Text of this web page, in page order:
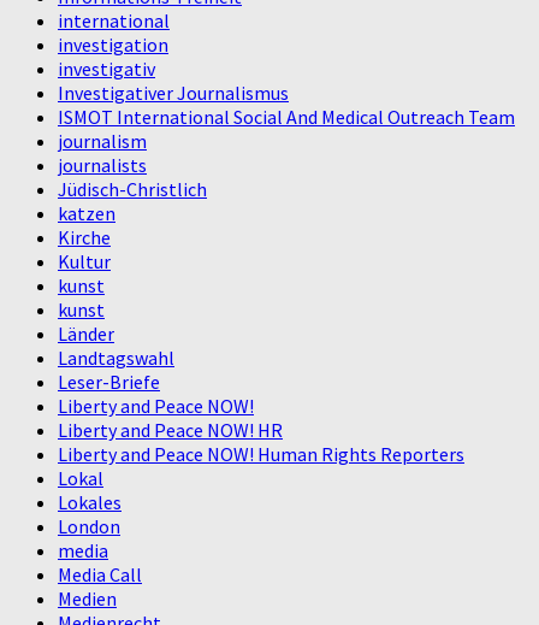
international
investigation
investigativ
Investigativer Journalismus
ISMOT International Social And Medical Outreach Team
journalism
journalists
Jüdisch-Christlich
katzen
Kirche
Kultur
kunst
kunst
Länder
Landtagswahl
Leser-Briefe
Liberty and Peace NOW!
Liberty and Peace NOW! HR
Liberty and Peace NOW! Human Rights Reporters
Lokal
Lokales
London
media
Media Call
Medien